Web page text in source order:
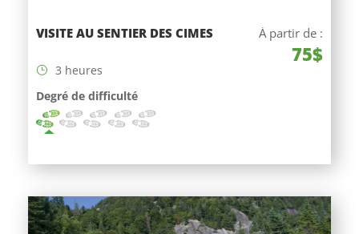
VISITE AU SENTIER DES CIMES À partir de :
75$
3 heures
Degré de difficulté